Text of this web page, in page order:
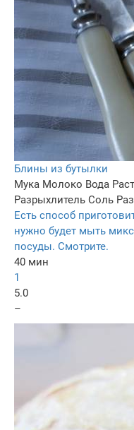
Блины из бутылки
Мука Молоко Вода
Разрыхлитель Соль
Есть способ
нужно будет мыть
посуды. Смотрите.
40 мин
1
5.0
–